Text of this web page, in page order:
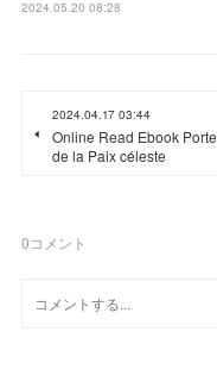
2024.05.20 08:28
2024.04.17 03:44
Online Read Ebook Porte
de la Paix céleste
0コメント